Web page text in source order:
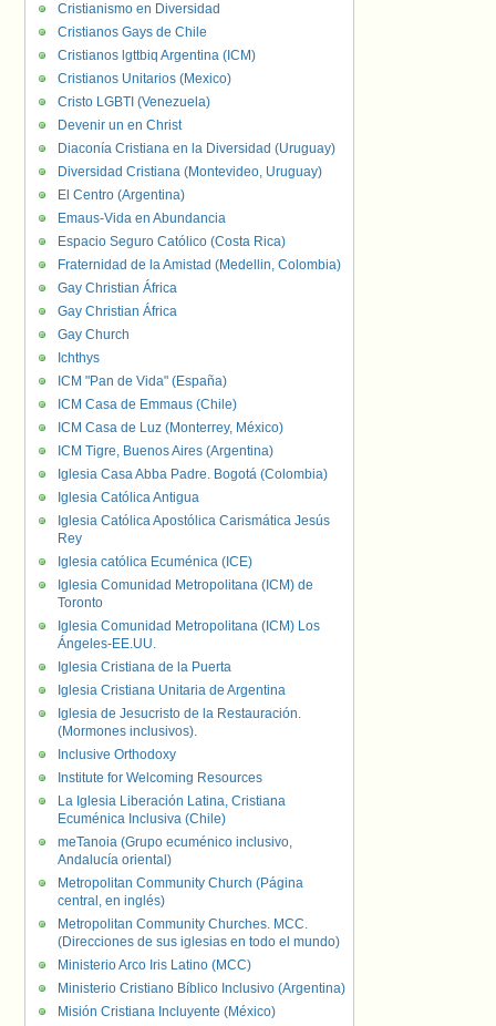
Cristianismo en Diversidad
Cristianos Gays de Chile
Cristianos lgttbiq Argentina (ICM)
Cristianos Unitarios (Mexico)
Cristo LGBTI (Venezuela)
Devenir un en Christ
Diaconía Cristiana en la Diversidad (Uruguay)
Diversidad Cristiana (Montevideo, Uruguay)
El Centro (Argentina)
Emaus-Vida en Abundancia
Espacio Seguro Católico (Costa Rica)
Fraternidad de la Amistad (Medellin, Colombia)
Gay Christian África
Gay Christian África
Gay Church
Ichthys
ICM "Pan de Vida" (España)
ICM Casa de Emmaus (Chile)
ICM Casa de Luz (Monterrey, México)
ICM Tigre, Buenos Aires (Argentina)
Iglesia Casa Abba Padre. Bogotá (Colombia)
Iglesia Católica Antigua
Iglesia Católica Apostólica Carismática Jesús
Rey
Iglesia católica Ecuménica (ICE)
Iglesia Comunidad Metropolitana (ICM) de
Toronto
Iglesia Comunidad Metropolitana (ICM) Los
Ángeles-EE.UU.
Iglesia Cristiana de la Puerta
Iglesia Cristiana Unitaria de Argentina
Iglesia de Jesucristo de la Restauración.
(Mormones inclusivos).
Inclusive Orthodoxy
Institute for Welcoming Resources
La Iglesia Liberación Latina, Cristiana
Ecuménica Inclusiva (Chile)
meTanoia (Grupo ecuménico inclusivo,
Andalucía oriental)
Metropolitan Community Church (Página
central, en inglés)
Metropolitan Community Churches. MCC.
(Direcciones de sus iglesias en todo el mundo)
Ministerio Arco Iris Latino (MCC)
Ministerio Cristiano Bíblico Inclusivo (Argentina)
Misión Cristiana Incluyente (México)